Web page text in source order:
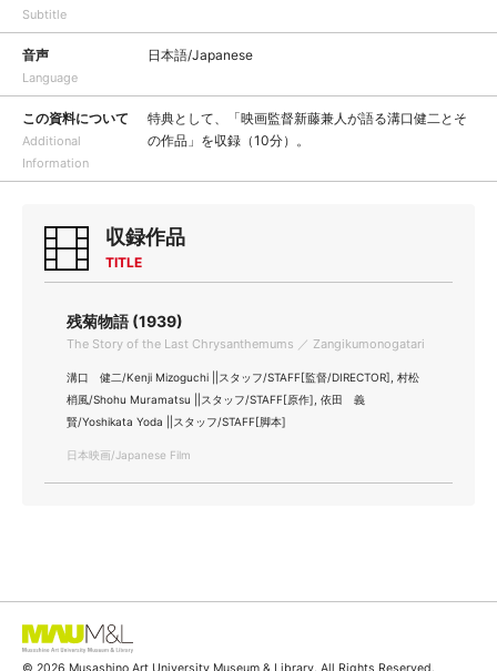
Subtitle
音声
Language
日本語/Japanese
この資料について
Additional
Information
特典として、「映画監督新藤兼人が語る溝口健二とそ
の作品」を収録（10分）。
収録作品
TITLE
残菊物語 (1939)
The Story of the Last Chrysanthemums ／ Zangikumonogatari
溝口 健二/Kenji Mizoguchi ||スタッフ/STAFF[監督/DIRECTOR], 村松
梢風/Shohu Muramatsu ||スタッフ/STAFF[原作], 依田 義
賢/Yoshikata Yoda ||スタッフ/STAFF[脚本]
日本映画/Japanese Film